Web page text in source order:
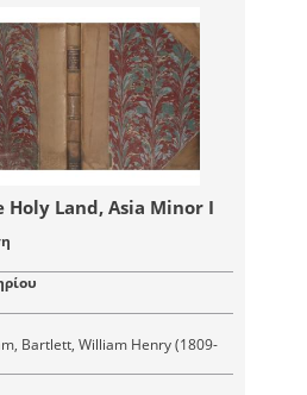
Holy Land, Asia Minor I
Bartlett, William Henry (1809-